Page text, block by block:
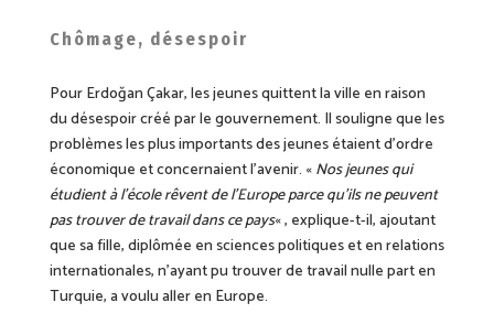
Chômage, désespoir
Pour Erdoğan Çakar, les jeunes quittent la ville en raison
du désespoir créé par le gouvernement. Il souligne que les
problèmes les plus importants des jeunes étaient d’ordre
économique et concernaient l’avenir. «Nos jeunes qui
étudient à l’école rêvent de l’Europe parce qu’ils ne peuvent
pas trouver de travail dans ce pays« , explique-t-il, ajoutant
que sa fille, diplômée en sciences politiques et en relations
internationales, n’ayant pu trouver de travail nulle part en
Turquie, a voulu aller en Europe.